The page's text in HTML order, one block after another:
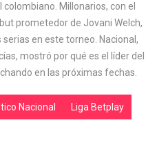
Millonarios, con el
prometedor de Jovani Welch,
en este torneo. Nacional,
mostró por qué es el líder del
en las próximas fechas.
Nacional Liga Betplay